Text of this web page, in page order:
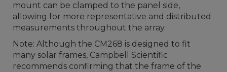
mount can be clamped to the panel side,
allowing for more representative and distributed
measurements throughout the array.
Note: Although the CM268 is designed to fit
many solar frames, Campbell Scientific
recommends confirming that the frame of the